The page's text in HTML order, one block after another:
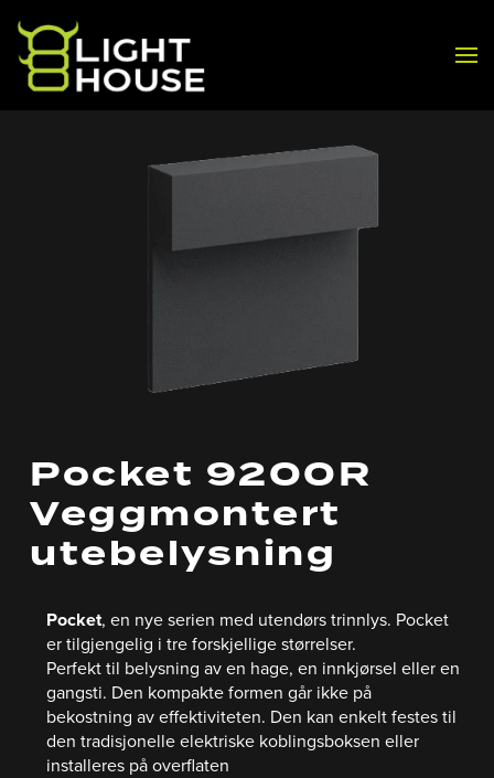
Skip to main content
Pocket 9200R
Veggmontert
utebelysning
Pocket, en nye serien med utendørs trinnlys. Pocket
er tilgjengelig i tre forskjellige størrelser.
Perfekt til belysning av en hage, en innkjørsel eller en
gangsti. Den kompakte formen går ikke på
bekostning av effektiviteten. Den kan enkelt festes til
den tradisjonelle elektriske koblingsboksen eller
installeres på overflaten